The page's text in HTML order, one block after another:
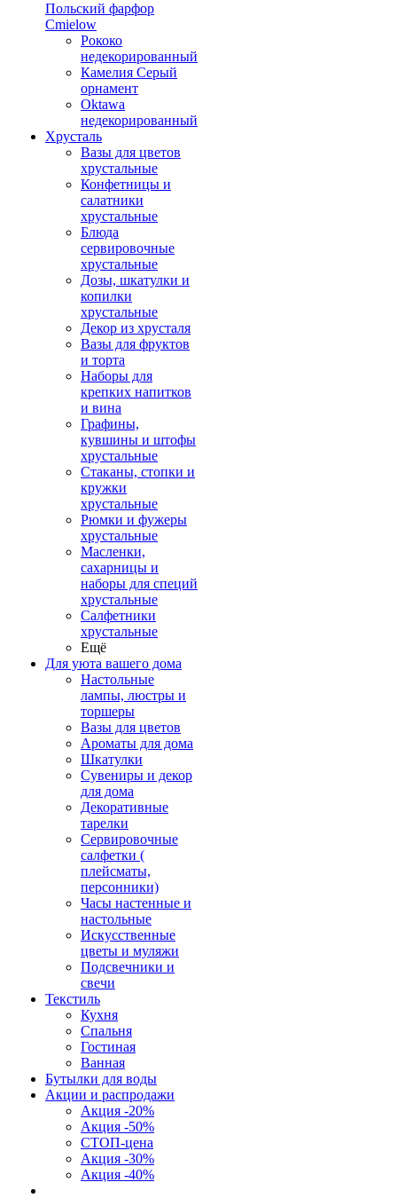
Польский фарфор
Сmielow
Рококо
недекорированный
Камелия Серый
орнамент
Oktawa
недекорированный
Хрусталь
Вазы для цветов
хрустальные
Конфетницы и
салатники
хрустальные
Блюда
сервировочные
хрустальные
Дозы, шкатулки и
копилки
хрустальные
Декор из хрусталя
Вазы для фруктов
и торта
Наборы для
крепких напитков
и вина
Графины,
кувшины и штофы
хрустальные
Стаканы, стопки и
кружки
хрустальные
Рюмки и фужеры
хрустальные
Масленки,
сахарницы и
наборы для специй
хрустальные
Салфетники
хрустальные
Ещё
Для уюта вашего дома
Настольные
лампы, люстры и
торшеры
Вазы для цветов
Ароматы для дома
Шкатулки
Сувениры и декор
для дома
Декоративные
тарелки
Сервировочные
салфетки (
плейсматы,
персонники)
Часы настенные и
настольные
Искусственные
цветы и муляжи
Подсвечники и
свечи
Текстиль
Кухня
Спальня
Гостиная
Ванная
Бутылки для воды
Акции и распродажи
Акция -20%
Акция -50%
СТОП-цена
Акция -30%
Акция -40%